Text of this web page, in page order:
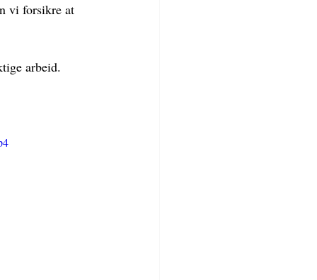
vi forsikre at
arbeid.